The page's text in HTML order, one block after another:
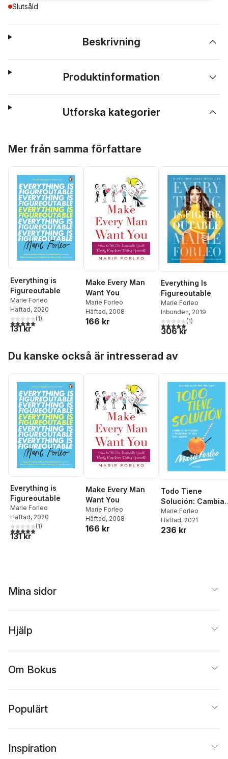
Slutsåld
Beskrivning
Produktinformation
Utforska kategorier
Mer från samma författare
Everything is
Figureoutable
Marie Forleo
Häftad, 2020
5,0utav 5 stjärnor. Totalt antal röster:
(1)
131 kr
Make Every Man
Want You
Marie Forleo
Häftad, 2008
166 kr
Everything Is
Figureoutable
Marie Forleo
Inbunden, 2019
5,0utav 5 stjärnor.
(1)
306 kr
Du kanske också är intresserad av
Everything is
Figureoutable
Marie Forleo
Häftad, 2020
5,0utav 5 stjärnor. Totalt antal röster:
(1)
131 kr
Make Every Man
Want You
Marie Forleo
Häftad, 2008
166 kr
Todo Tiene
Solución: Cambia
Tu Mentalidad Y
Transforma Tu
Vida Para Siempre
Marie Forleo
Häftad, 2021
236 kr
Mina sidor
Hjälp
Om Bokus
Populärt
Inspiration